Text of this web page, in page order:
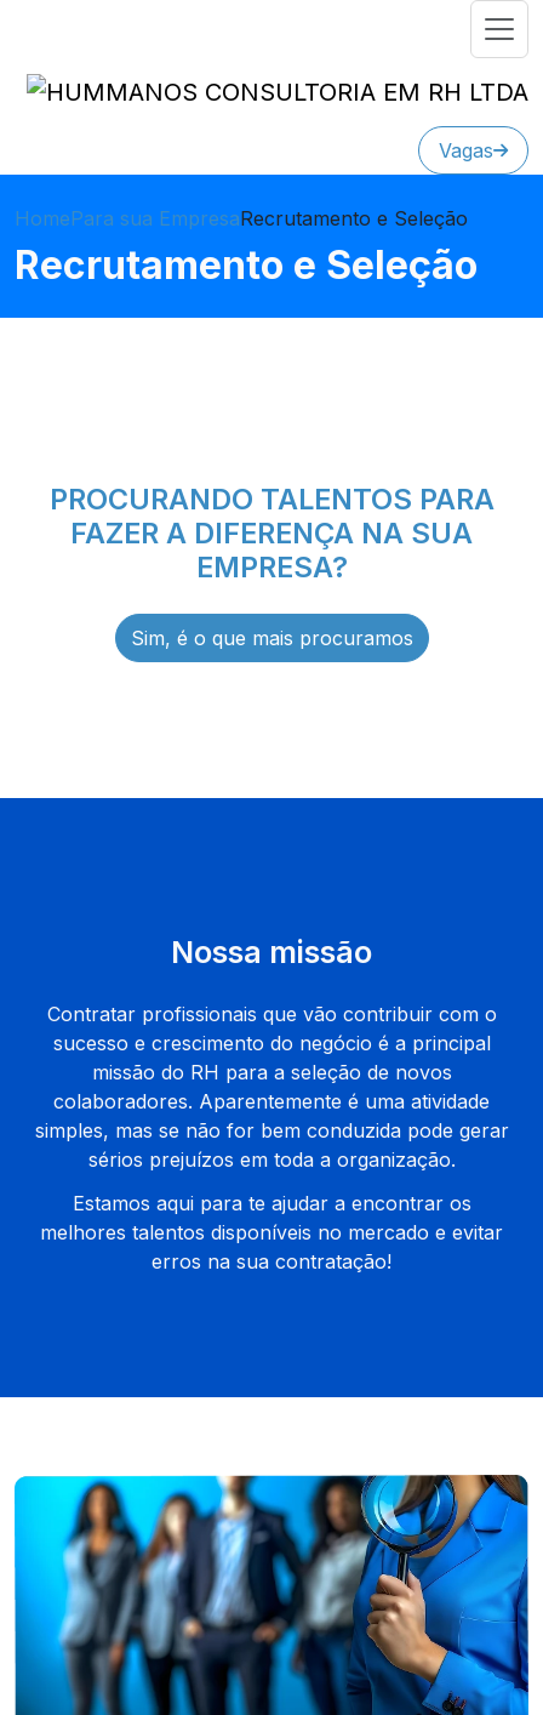
Vagas
HomePara sua EmpresaRecrutamento e Seleção
Recrutamento e Seleção
PROCURANDO TALENTOS PARA
FAZER A DIFERENÇA NA SUA
EMPRESA?
Sim, é o que mais procuramos
Nossa missão
Contratar profissionais que vão contribuir com o
sucesso e crescimento do negócio é a principal
missão do RH para a seleção de novos
colaboradores. Aparentemente é uma atividade
simples, mas se não for bem conduzida pode gerar
sérios prejuízos em toda a organização.
Estamos aqui para te ajudar a encontrar os
melhores talentos disponíveis no mercado e evitar
erros na sua contratação!